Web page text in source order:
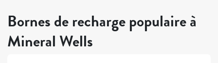
Bornes de recharge populaire à
Mineral Wells